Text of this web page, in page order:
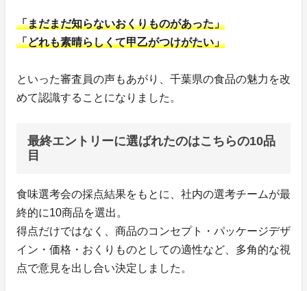
「まだまだ知らないおくりものがあった」
「どれも素晴らしくて甲乙がつけがたい」
といった審査員の声もあがり、千葉県の食品の魅力を改
めて認識することになりました。
最終エントリーに選ばれたのはこちらの10品
目
食味選考会の採点結果をもとに、社内の選考チームが最
終的に10商品を選出。
得点だけではなく、商品のコンセプト・パッケージデザ
イン・価格・おくりものとしての適性など、多角的な視
点で意見を出し合い決定しました。